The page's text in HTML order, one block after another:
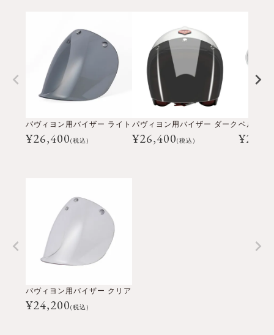
パヴィヨン用バイザー ライト
¥26,400(税込)
パヴィヨン用バイザー ダーク
¥26,400(税込) ¥
パヴィヨン用バイザー クリア
¥24,200(税込)